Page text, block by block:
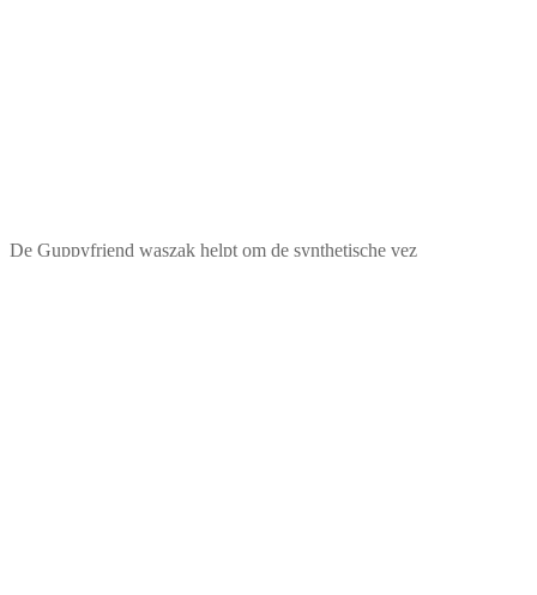
De Guppyfriend waszak helpt om de synthetische vez